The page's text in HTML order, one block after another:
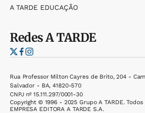
A TARDE EDUCAÇÃO
RedesA TARDE
Rua Professor Milton Cayres de Brito, 204 -
Salvador - BA, 41820-570
CNPJ nº 15.111.297/0001-30
Copyright © 1996 - 2025 Grupo A TARDE.
EMPRESA EDITORA A TARDE S.A.